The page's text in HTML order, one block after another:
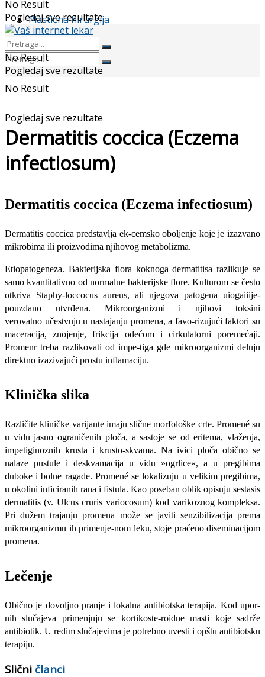
Plastična hirurgija
No Result
Pogledaj sve rezultate
No Result
Pogledaj sve rezultate
No Result
Pogledaj sve rezultate
Dermatitis coccica (Eczema
infectiosum)
Dermatitis coccica (Eczema infectiosum)
Dermatitis coccica predstavlja ek-cemsko oboljenje koje je izazvano
mik­robima ili proizvodima njihovog meta­bolizma.
Etiopatogeneza. Bakterijska flora koknoga dermatitisa razlikuje se
samo kvantitativno od normalne bakterijske flore. Kulturom se često
otkriva Staphy-loccocus aureus, ali njegova patogena uiogaiiije-
pouzdano utvrđena. Mikroor­ganizmi i njihovi toksini
verovatno učestvuju u nastajanju promena, a favo-rizujući faktori su
maceracija, znojenje, frikcija odećom i cirkulatorni poreme­ćaji.
Promenr treba razlikovati od impe-tiga gde mikroorganizmi deluju
direk­tno izazivajući prostu inflamaciju.
Klinička slika
Različite kliničke va­rijante imaju slične morfološke crte. Promené su
u vidu jasno ograničenih ploča, a sastoje se od eritema, vlaženja,
impetiginoznih krusta i krusto-skvama. Na ivici ploča obično se
nalaze pustule i deskvamacija u vidu »ogrlice«, a u pre­gibima
duboke i bolne ragade. Promené se lokalizuju u velikim pregibima,
u oko­lini inficiranih rana i fistula. Kao pose­ban oblik opisuju sestasis
dermatitis (v. Ulcus cruris variocosum) kod varikoznog kompleksa.
Pri dužem trajanju promena može se javiti senzibilizacija prema
mikroorganizmu ih primenje-nom leku, stoje praćeno diseminacijom
promena.
Lečenje
Obično je dovoljno pranje i lokalna antibiotska terapija. Kod upor­
nih slučajeva primenjuju se kortikoste-roidne masti koje sadrže
antibiotik. U redim slučajevima je potrebno uvesti i opštu antibiotsku
terapiju.
Slični članci